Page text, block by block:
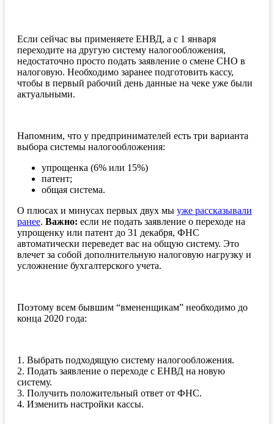
Если сейчас вы применяете ЕНВД, а с 1 января
переходите на другую систему налогообложения,
недостаточно просто подать заявление о смене СНО в
налоговую. Необходимо заранее подготовить кассу,
чтобы в первый рабочий день данные на чеке уже были
актуальными.
Напомним, что у предпринимателей есть три варианта
выбора системы налогообложения:
упрощенка (6% или 15%)
патент;
общая система.
О плюсах и минусах первых двух мы уже рассказывали
ранее. Важно: если не подать заявление о переходе на
упрощенку или патент до 31 декабря, ФНС
автоматически переведет вас на общую систему. Это
влечет за собой дополнительную налоговую нагрузку и
усложнение бухгалтерского учета.
Поэтому всем бывшим “вмененщикам” необходимо до
конца 2020 года:
1. Выбрать подходящую систему налогообложения.
2. Подать заявление о переходе с ЕНВД на новую
систему.
3. Получить положительный ответ от ФНС.
4. Изменить настройки кассы.